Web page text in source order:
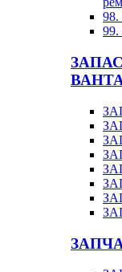
98.
99.